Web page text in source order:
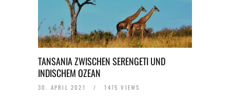
TANSANIA ZWISCHEN SERENGETI UND
INDISCHEM OZEAN
30. APRIL 2021 / 1475 VIEWS